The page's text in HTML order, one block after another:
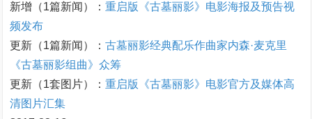
新增（1篇新闻）： 重启版《古墓丽影》电影海报及预告视
频发布
更新（1篇新闻）： 古墓丽影经典配乐作曲家内森·麦克里
《古墓丽影组曲》众筹
更新（1套图片）： 重启版《古墓丽影》电影官方及媒体高
清图片汇集